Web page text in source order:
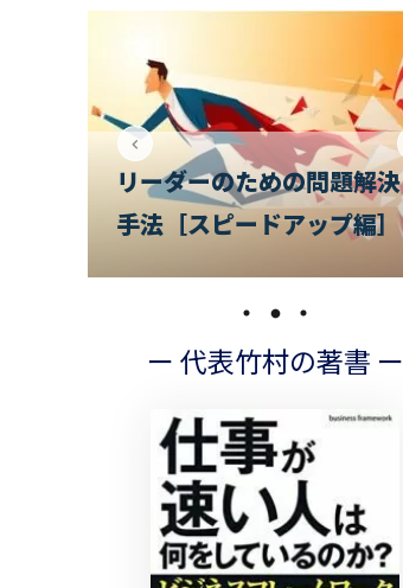
チームのお悩み相談室
ー 代表竹村の著書 ー